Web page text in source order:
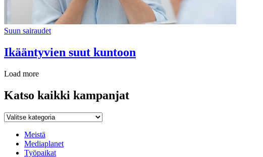
Suun sairaudet
Ikääntyvien suut kuntoon
Load more
Katso kaikki kampanjat
Katso
kampanjat
Meistä
Mediaplanet
Työpaikat